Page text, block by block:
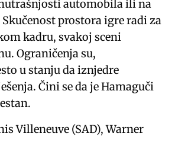
automobila ili na
prostora igre radi za
kadru, svakoj sceni
Ograničenja su,
u stanju da iznjedre
Čini se da je Hamaguči
Villeneuve (SAD), Warner